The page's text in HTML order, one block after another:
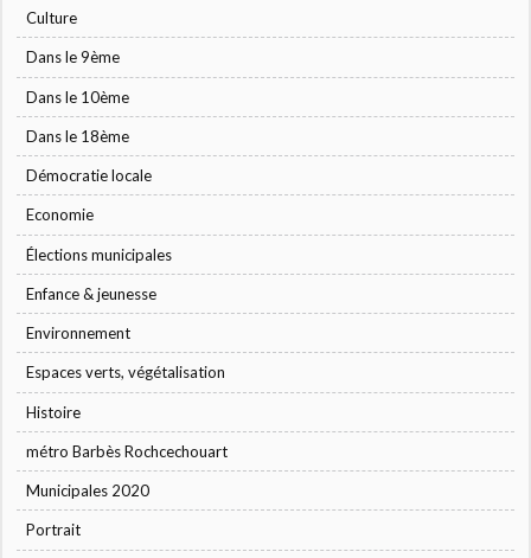
Culture
Dans le 9ème
Dans le 10ème
Dans le 18ème
Démocratie locale
Economie
Élections municipales
Enfance & jeunesse
Environnement
Espaces verts, végétalisation
Histoire
métro Barbès Rochcechouart
Municipales 2020
Portrait